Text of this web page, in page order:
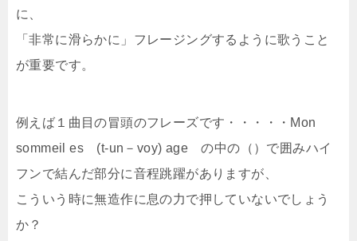
に、
「非常に滑らかに」フレージングするように歌うこと
が重要です。
例えば１曲目の冒頭のフレーズです・・・・・Mon
sommeil es (t-un－voy) age の中の（）で囲みハイ
フンで結んだ部分に音程跳躍がありますが、
こういう時に無造作に息の力で押していないでしょう
か？